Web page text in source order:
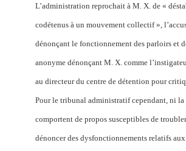
L’administration reprochait à M. X. de «
codétenus à un mouvement collectif »,
dénonçant le fonctionnement des parloirs et
anonyme dénonçant M. X. comme
au directeur du centre de détention pour
Pour le tribunal administratif cependant, ni
comportent de propos susceptibles de
dénoncer des dysfonctionnements relatifs